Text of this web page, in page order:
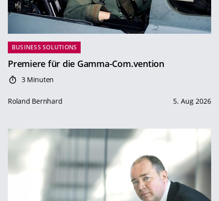
BUSINESS SOLUTIONS
Premiere für die Gamma-Com.vention
3 Minuten
Roland Bernhard 5. Aug 2026